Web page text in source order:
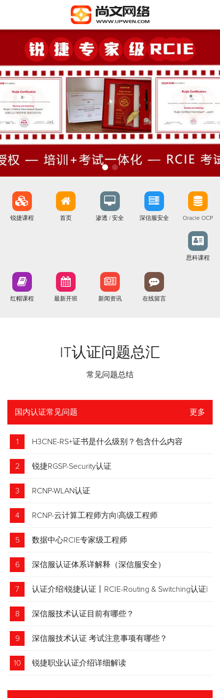
锐捷课程 首页 渗透 / 安全 深信服安全 Oracle OCP
思科课程
红帽课程 最新开班 新闻资讯 在线留言
IT认证问题总汇
常见问题总结
国内认证常见问题 更多
1 H3CNE-RS+证书是什么级别？包含什么内容
2 锐捷RGSP-Security认证
3 RCNP-WLAN认证
4 RCNP-云计算工程师方向|高级工程师
5 数据中心RCIE专家级工程师
6 深信服认证体系详解释（深信服安全）
7 认证介绍|锐捷认证丨RCIE-Routing & Switching认证|
专家级网络工程师
8 深信服技术认证目前有哪些？
9 深信服技术认证 考试注意事项有哪些？
10 锐捷职业认证介绍详细解读